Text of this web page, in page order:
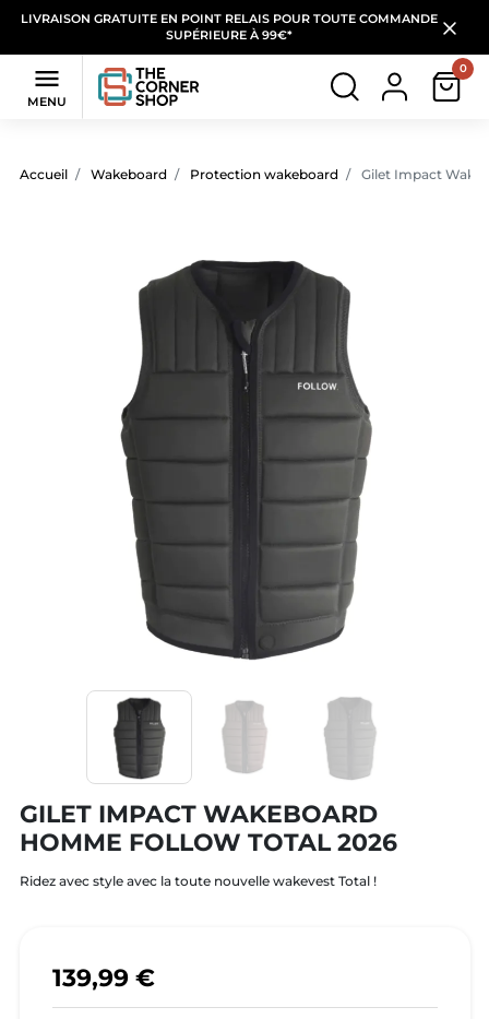
LIVRAISON GRATUITE EN POINT RELAIS POUR TOUTE COMMANDE
SUPÉRIEURE À 99€*

MENU
0
Accueil Wakeboard Protection wakeboard Gilet Impact
GILET IMPACT WAKEBOARD
HOMME FOLLOW TOTAL 2026
Ridez avec style avec la toute nouvelle wakevest Total !
139,99 €